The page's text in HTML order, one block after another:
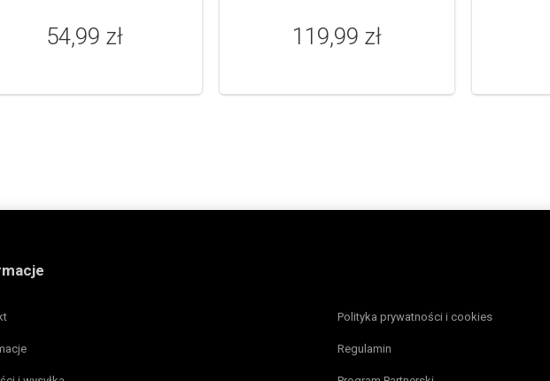
54,99 zł 119,99 zł
Polityka prywatności i cookies
Regulamin